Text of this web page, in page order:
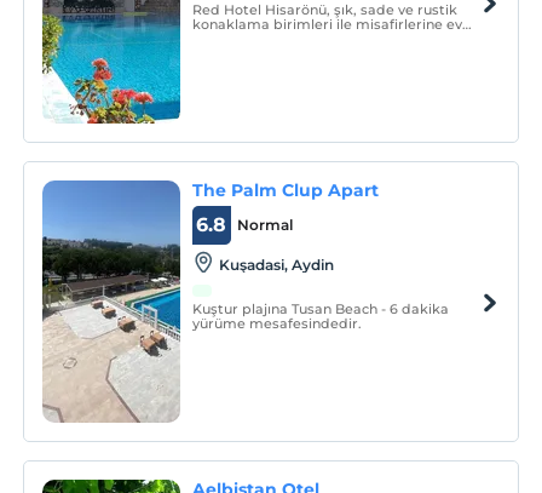
Red Hotel Hisarönü, şık, sade ve rustik
konaklama birimleri ile misafirlerine ev
The Palm Clup Apart
Normal
6.8
Kuşadasi, Aydin
Kuştur plajına Tusan Beach - 6 dakika
yürüme mesafesindedir.